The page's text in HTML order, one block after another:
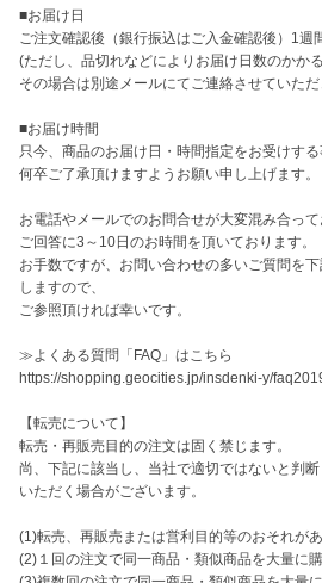
■お届け日
ご注文確認後（銀行振込はご入金確認後）1週
(ただし、品切れなどによりお届け日数のかか
その場合は別途メールにてご連絡させていた
■お届け時間
只今、商品のお届け日・時間指定をお受けする
何卒ご了承頂けますようお願い申し上げます。
お電話やメールでのお問合せが大変混み合って
ご回答に3～10日のお時間を頂いております。
お手数ですが、お問い合わせの多いご質問を
しますので、
ご参照頂ければ幸いです。
≫よくある質問「FAQ」はこちら
https://shopping.geocities.jp/insdenki-y/
【転売について】
転売・再販売目的の注文は固く禁じます。
尚、下記に該当し、当社で適切ではないと判
いただく場合がございます。
(1)転売、再販売または営利目的等のおそれが
(2)１回の注文で同一商品・類似商品を大量に